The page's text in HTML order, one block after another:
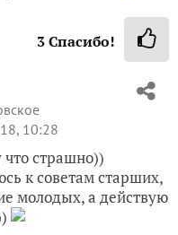
3Спасибо!
10:28
страшно))
к советам старших,
молодых, а действую